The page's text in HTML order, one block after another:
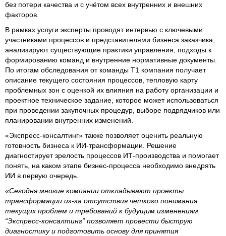
без потери качества и с учётом всех внутренних и внешних
факторов.
В рамках услуги эксперты проводят интервью с ключевыми
участниками процессов и представителями бизнеса заказчика,
анализируют существующие практики управления, подходы к
формированию команд и внутренние нормативные документы.
По итогам обследования от команды Т1 компания получает
описание текущего состояния процессов, тепловую карту
проблемных зон с оценкой их влияния на работу организации и
проектное техническое задание, которое может использоваться
при проведении закупочных процедур, выборе подрядчиков или
планировании внутренних изменений.
«Экспресс-консалтинг» также позволяет оценить реальную
готовность бизнеса к ИИ-трансформации. Решение
диагностирует зрелость процессов ИТ-производства и помогает
понять, на каком этапе бизнес-процесса необходимо внедрять
ИИ в первую очередь.
«Сегодня многие компании откладывают проекты
трансформации из-за отсутствия четкого понимания
текущих проблем и требований к будущим изменениям.
“Экспресс-консалтинг” позволяет провести быструю
диагностику и подготовить основу для принятия